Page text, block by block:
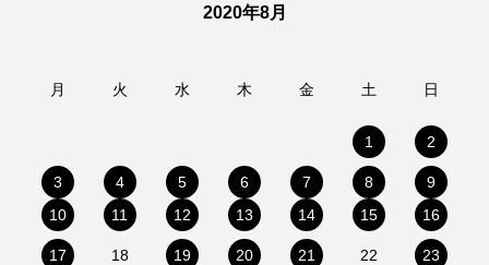
2020年8月
月 火 水 木 金 土 日
1 2
3 4 5 6 7 8
9
10
11 12 13 14 15 16
17 18 19 20 21 22 23